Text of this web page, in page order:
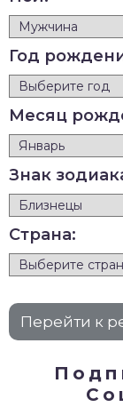
Год
Месяц
Знак
Страна: